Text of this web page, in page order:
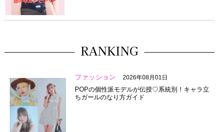
RANKING
ファッション 2026年08月01日
POPの個性派モデルが伝授♡系統別！キャラ立
ちガールのなり方ガイド